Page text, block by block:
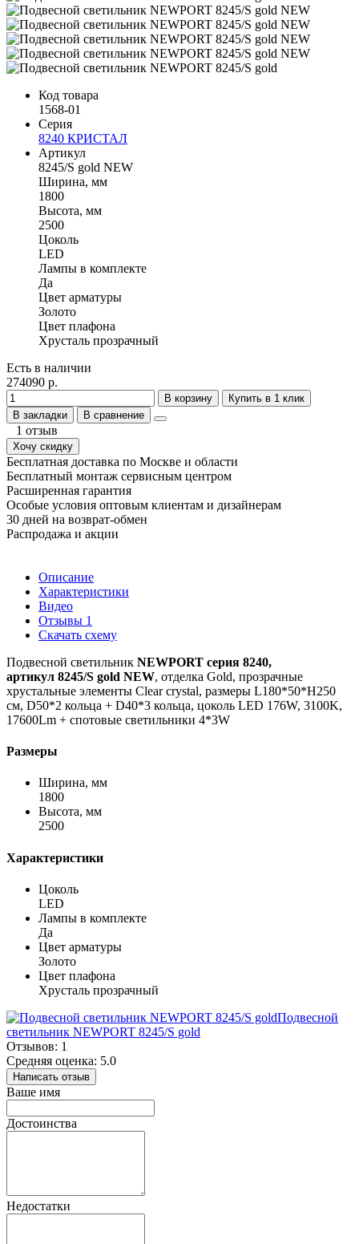
Код товара
1568-01
Серия
8240 КРИСТАЛ
Артикул
8245/S gold NEW
Ширина, мм
1800
Высота, мм
2500
Цоколь
LED
Лампы в комплекте
Да
Цвет арматуры
Золото
Цвет плафона
Хрусталь прозрачный
Есть в наличии
274090 р.
В корзину
Купить в 1 клик
В закладки
В сравнение
1 отзыв
Хочу скидку
Бесплатная доставка по Москве и области
Бесплатный монтаж сервисным центром
Расширенная гарантия
Особые условия оптовым клиентам и дизайнерам
30 дней на возврат-обмен
Распродажа и акции
Описание
Характеристики
Видео
Отзывы 1
Скачать схему
Подвесной светильник NEWPORT серия 8240,
артикул 8245/S gold NEW, отделка Gold, прозрачные
хрустальные элементы Сlear crystal, размеры L180*50*H250
см, D50*2 кольца + D40*3 кольца, цоколь LED 176W, 3100K,
17600Lm + спотовые светильники 4*3W
Размеры
Ширина, мм
1800
Высота, мм
2500
Характеристики
Цоколь
LED
Лампы в комплекте
Да
Цвет арматуры
Золото
Цвет плафона
Хрусталь прозрачный
Подвесной
светильник NEWPORT 8245/S gold
Отзывов: 1
Средняя оценка: 5.0
Написать отзыв
Ваше имя
Достоинства
Недостатки